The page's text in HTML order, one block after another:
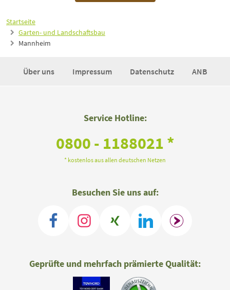
Startseite
Garten- und Landschaftsbau
Mannheim
Über uns Impressum Datenschutz ANB
Service Hotline:
0800 - 1188021 *
* kostenlos aus allen deutschen Netzen
Besuchen Sie uns auf:
Geprüfte und mehrfach prämierte Qualität: